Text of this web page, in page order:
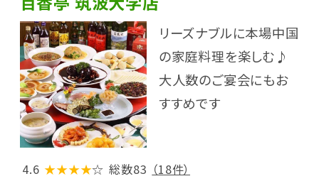
リーズナブルに本場中国
の家庭料理を楽しむ♪
大人数のご宴会にもお
すすめです
4.6 ★★★★☆ 総数83 （18件）